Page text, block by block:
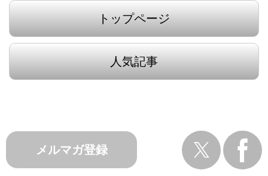
トップページ
人気記事
メルマガ登録